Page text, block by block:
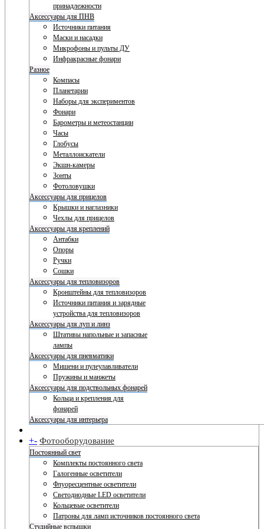
принадлежности
Аксессуары для ПНВ
Источники питания
Маски и насадки
Микрофоны и пульты ДУ
Инфракрасные фонари
Разное
Компасы
Планетарии
Наборы для экспериментов
Фонари
Барометры и метеостанции
Часы
Глобусы
Металлоискатели
Экшн-камеры
Зонты
Фотоловушки
Аксессуары для прицелов
Крышки и наглазники
Чехлы для прицелов
Аксессуары для креплений
Антабки
Опоры
Ручки
Сошки
Аксессуары для тепловизоров
Кронштейны для тепловизоров
Источники питания и зарядные
устройства для тепловизоров
Аксессуары для луп и линз
Штативы напольные и запасные
лампы
Аксессуары для пневматики
Мишени и пулеулавливатели
Пружины и манжеты
Аксессуары для подствольных фонарей
Кольца и крепления для
фонарей
Аксессуары для интерьера
+- Фотооборудование
Постоянный свет
Комплекты постоянного света
Галогенные осветители
Флуоресцентные осветители
Светодиодные LED осветители
Кольцевые осветители
Патроны для ламп источников постоянного света
Студийные вспышки